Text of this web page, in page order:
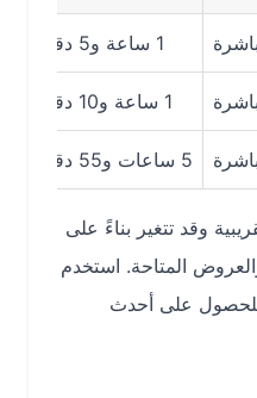
1 ساعة و10 دقائق
5 ساعات و55 دقيقة
تتغير بناءً على
المتاحة. استخدم
على أحدث